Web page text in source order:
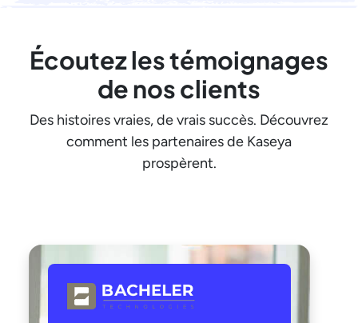
Écoutez les témoignages
de nos clients
Des histoires vraies, de vrais succès. Découvrez
comment les partenaires de Kaseya
prospèrent.